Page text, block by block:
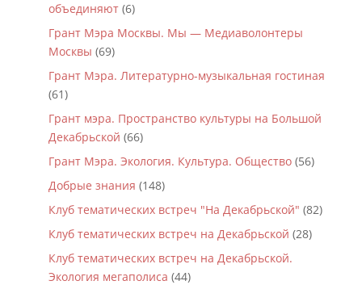
объединяют(6)
Грант Мэра Москвы. Мы — Медиаволонтеры
Москвы (69)
Грант Мэра. Литературно-музыкальная гостиная
(61)
Грант мэра. Пространство культуры на Большой
Декабрьской (66)
Грант Мэра. Экология. Культура. Общество(56)
Добрые знания (148)
Клуб тематических встреч "На Декабрьской" (82)
Клуб тематических встреч на Декабрьской (28)
Клуб тематических встреч на Декабрьской.
Экология мегаполиса (44)